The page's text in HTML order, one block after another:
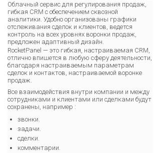
Облачный сервис для регулирования продаж,
гибкая CRM с обеспечением сквозной
аналитики. Удобно организованы графики
отслеживания сделок и клиентов, ведется
контроль на всех уровнях воронки продаж,
предложен адаптивный дизайн.
RocketPanel — это гибкая, настраиваемая CRM,
отлично впишется в любую сферу деятельности,
благодаря настраиваемым параметрам
сделок и контактов, настраиваемой воронке
продаж.
Все взаимодействия внутри компании и между
сотрудниками и клиентами или сделками будут
сохранены, например :
звонки.
задачи.
сделки.
комментарии.